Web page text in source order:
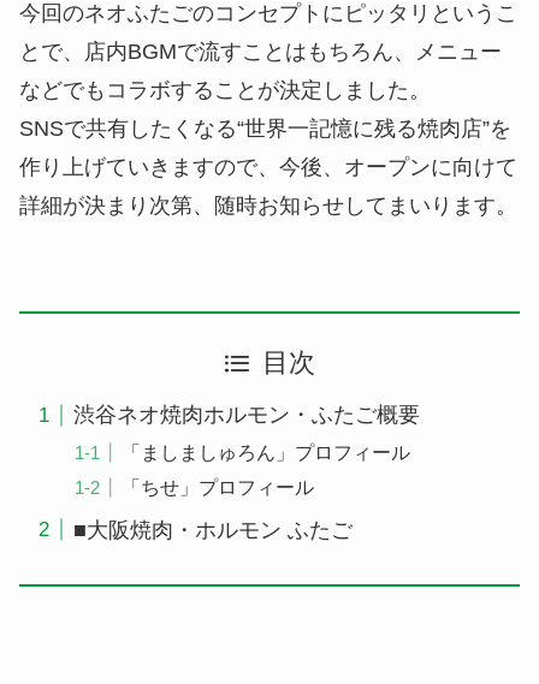
今回のネオふたごのコンセプトにピッタリというこ
とで、店内BGMで流すことはもちろん、メニュー
などでもコラボすることが決定しました。
SNSで共有したくなる“世界一記憶に残る焼肉店”を
作り上げていきますので、今後、オープンに向けて
詳細が決まり次第、随時お知らせしてまいります。
目次
渋谷ネオ焼肉ホルモン・ふたご概要
「ましましゅろん」プロフィール
「ちせ」プロフィール
■大阪焼肉・ホルモン ふたご